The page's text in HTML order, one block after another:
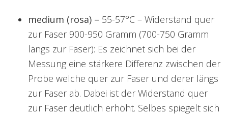
medium (rosa) – 55-57°C – Widerstand quer
zur Faser 900-950 Gramm (700-750 Gramm
längs zur Faser): Es zeichnet sich bei der
Messung eine stärkere Differenz zwischen der
Probe welche quer zur Faser und derer längs
zur Faser ab. Dabei ist der Widerstand quer
zur Faser deutlich erhöht. Selbes spiegelt sich